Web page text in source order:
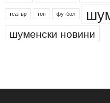
театър топ футбол
шуменски новини